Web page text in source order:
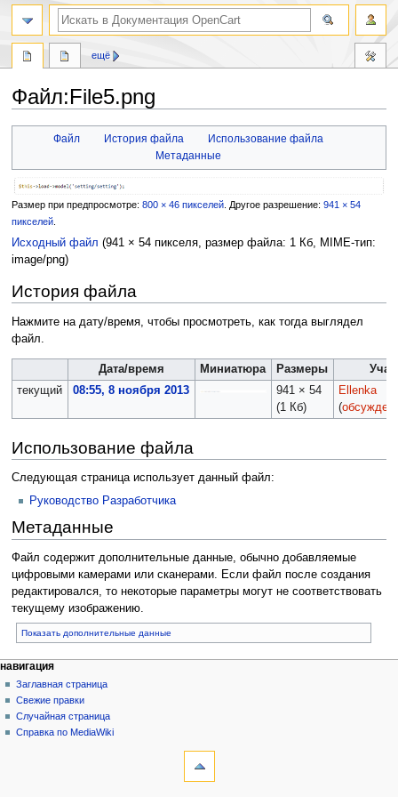
Файл:File5.png
Файл История файла
Использование файла
Метаданные
Размер при предпросмотре: 800 × 46 пикселей. Другое разрешение: 941 × 54
пикселей.
Исходный файл (941 × 54 пикселя, размер файла: 1 Кб, MIME-тип:
image/png)
История файла
Нажмите на дату/время, чтобы просмотреть, как тогда выглядел
файл.
Дата/время Миниатюра Размеры
текущий
08:55, 8 ноября 2013
941 × 54
(1 Кб)
Ellenka
(
Использование файла
Следующая страница использует данный файл:
Руководство Разработчика
Метаданные
Файл содержит дополнительные данные, обычно добавляемые
цифровыми камерами или сканерами. Если файл после создания
редактировался, то некоторые параметры могут не соответствовать
текущему изображению.
Показать дополнительные данные
ещё
навигация
Заглавная страница
Свежие правки
Случайная страница
Справка по MediaWiki